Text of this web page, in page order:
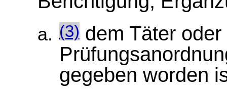
(3) dem Täter
gegeben worden